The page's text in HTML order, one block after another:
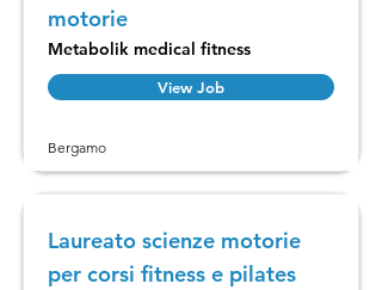
motorie
Metabolik medical fitness
View Job
Bergamo
Laureato scienze motorie
per corsi fitness e pilates